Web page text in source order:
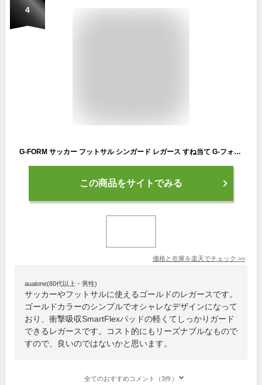
4
G-FORM サッカー フットサル シンガード レガース すね当て G-フォーム PRO-S BLADE NOCSAE GLD ゴールド SP094101 ※返品・交換・キャンセル不可商品
この商品をサイトでみる
価格と在庫を楽天でチェック >>
aualone(80代以上・男性)
サッカーやフットサルに使えるゴールドのレガースです。
ゴールドカラーのシンプルでオシャレなデザインになって
おり、衝撃吸収SmartFlexパッドの軽くてしっかりガード
できるレガースです。コスト的にもリーズナブルなもので
すので、良いのではないかと思います。
全てのおすすめコメント（3件）